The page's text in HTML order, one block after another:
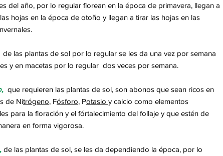
del año, por lo regular florean en la época de primavera, llegan a
hojas en la época de otoño y llegan a tirar las hojas en las
de las plantas de sol por lo regular se les da una vez por semana
y en macetas por lo regular dos veces por semana.
que requieren las plantas de sol, son abonos que sean ricos en
de Nitrógeno, Fósforo, Potasio y calcio como elementos
para la floración y el fórtalecimiento del follaje y que estén de
en forma vigorosa.
de las plantas de sol, se les da dependiendo la época, por lo